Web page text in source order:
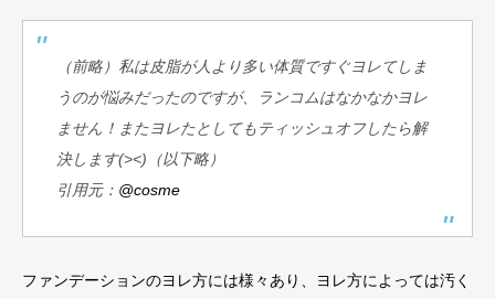
（前略）私は皮脂が人より多い体質ですぐヨレてしま
うのが悩みだったのですが、ランコムはなかなかヨレ
ません！またヨレたとしてもティッシュオフしたら解
決します(><)（以下略）
引用元： @cosme
ファンデーションのヨレ方には様々あり、ヨレ方によっては汚く